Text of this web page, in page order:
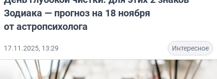
Зодиака — прогноз на 18 ноября
от астропсихолога
17.11.2025, 13:29 Интересное